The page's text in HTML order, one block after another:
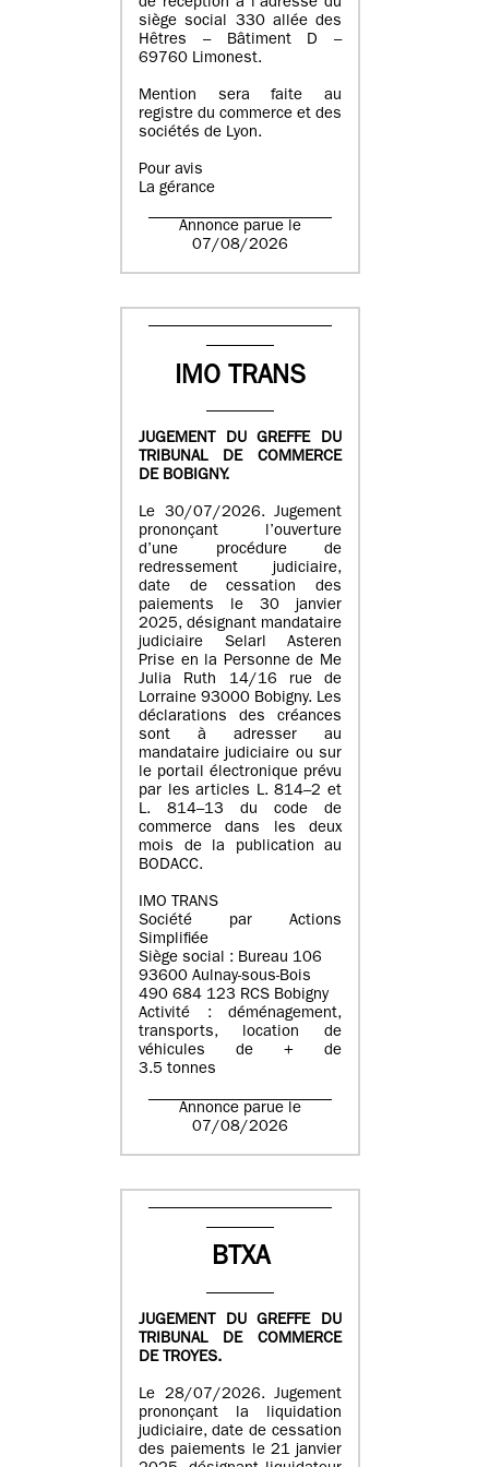
de réception à l’adresse du
siège social 330 allée des
Hêtres – Bâtiment D –
69760 Limonest.
Mention sera faite au
registre du commerce et des
sociétés de Lyon.
Pour avis
La gérance
Annonce parue le
07/08/2026
IMO TRANS
JUGEMENT DU GREFFE DU
TRIBUNAL DE COMMERCE
DE BOBIGNY.
Le 30/07/2026. Jugement
prononçant l’ouverture
d’une procédure de
redressement judiciaire,
date de cessation des
paiements le 30 janvier
2025, désignant mandataire
judiciaire Selarl Asteren
Prise en la Personne de Me
Julia Ruth 14/16 rue de
Lorraine 93000 Bobigny. Les
déclarations des créances
sont à adresser au
mandataire judiciaire ou sur
le portail électronique prévu
par les articles L. 814–2 et
L. 814–13 du code de
commerce dans les deux
mois de la publication au
BODACC.
IMO TRANS
Société par Actions
Simplifiée
Siège social : Bureau 106
93600 Aulnay-sous-Bois
490 684 123 RCS Bobigny
Activité : déménagement,
transports, location de
véhicules de + de
3.5 tonnes
Annonce parue le
07/08/2026
BTXA
JUGEMENT DU GREFFE DU
TRIBUNAL DE COMMERCE
DE TROYES.
Le 28/07/2026. Jugement
prononçant la liquidation
judiciaire, date de cessation
des paiements le 21 janvier